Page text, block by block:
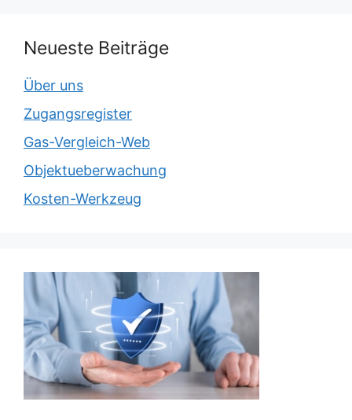
Neueste Beiträge
Über uns
Zugangsregister
Gas-Vergleich-Web
Objektueberwachung
Kosten-Werkzeug